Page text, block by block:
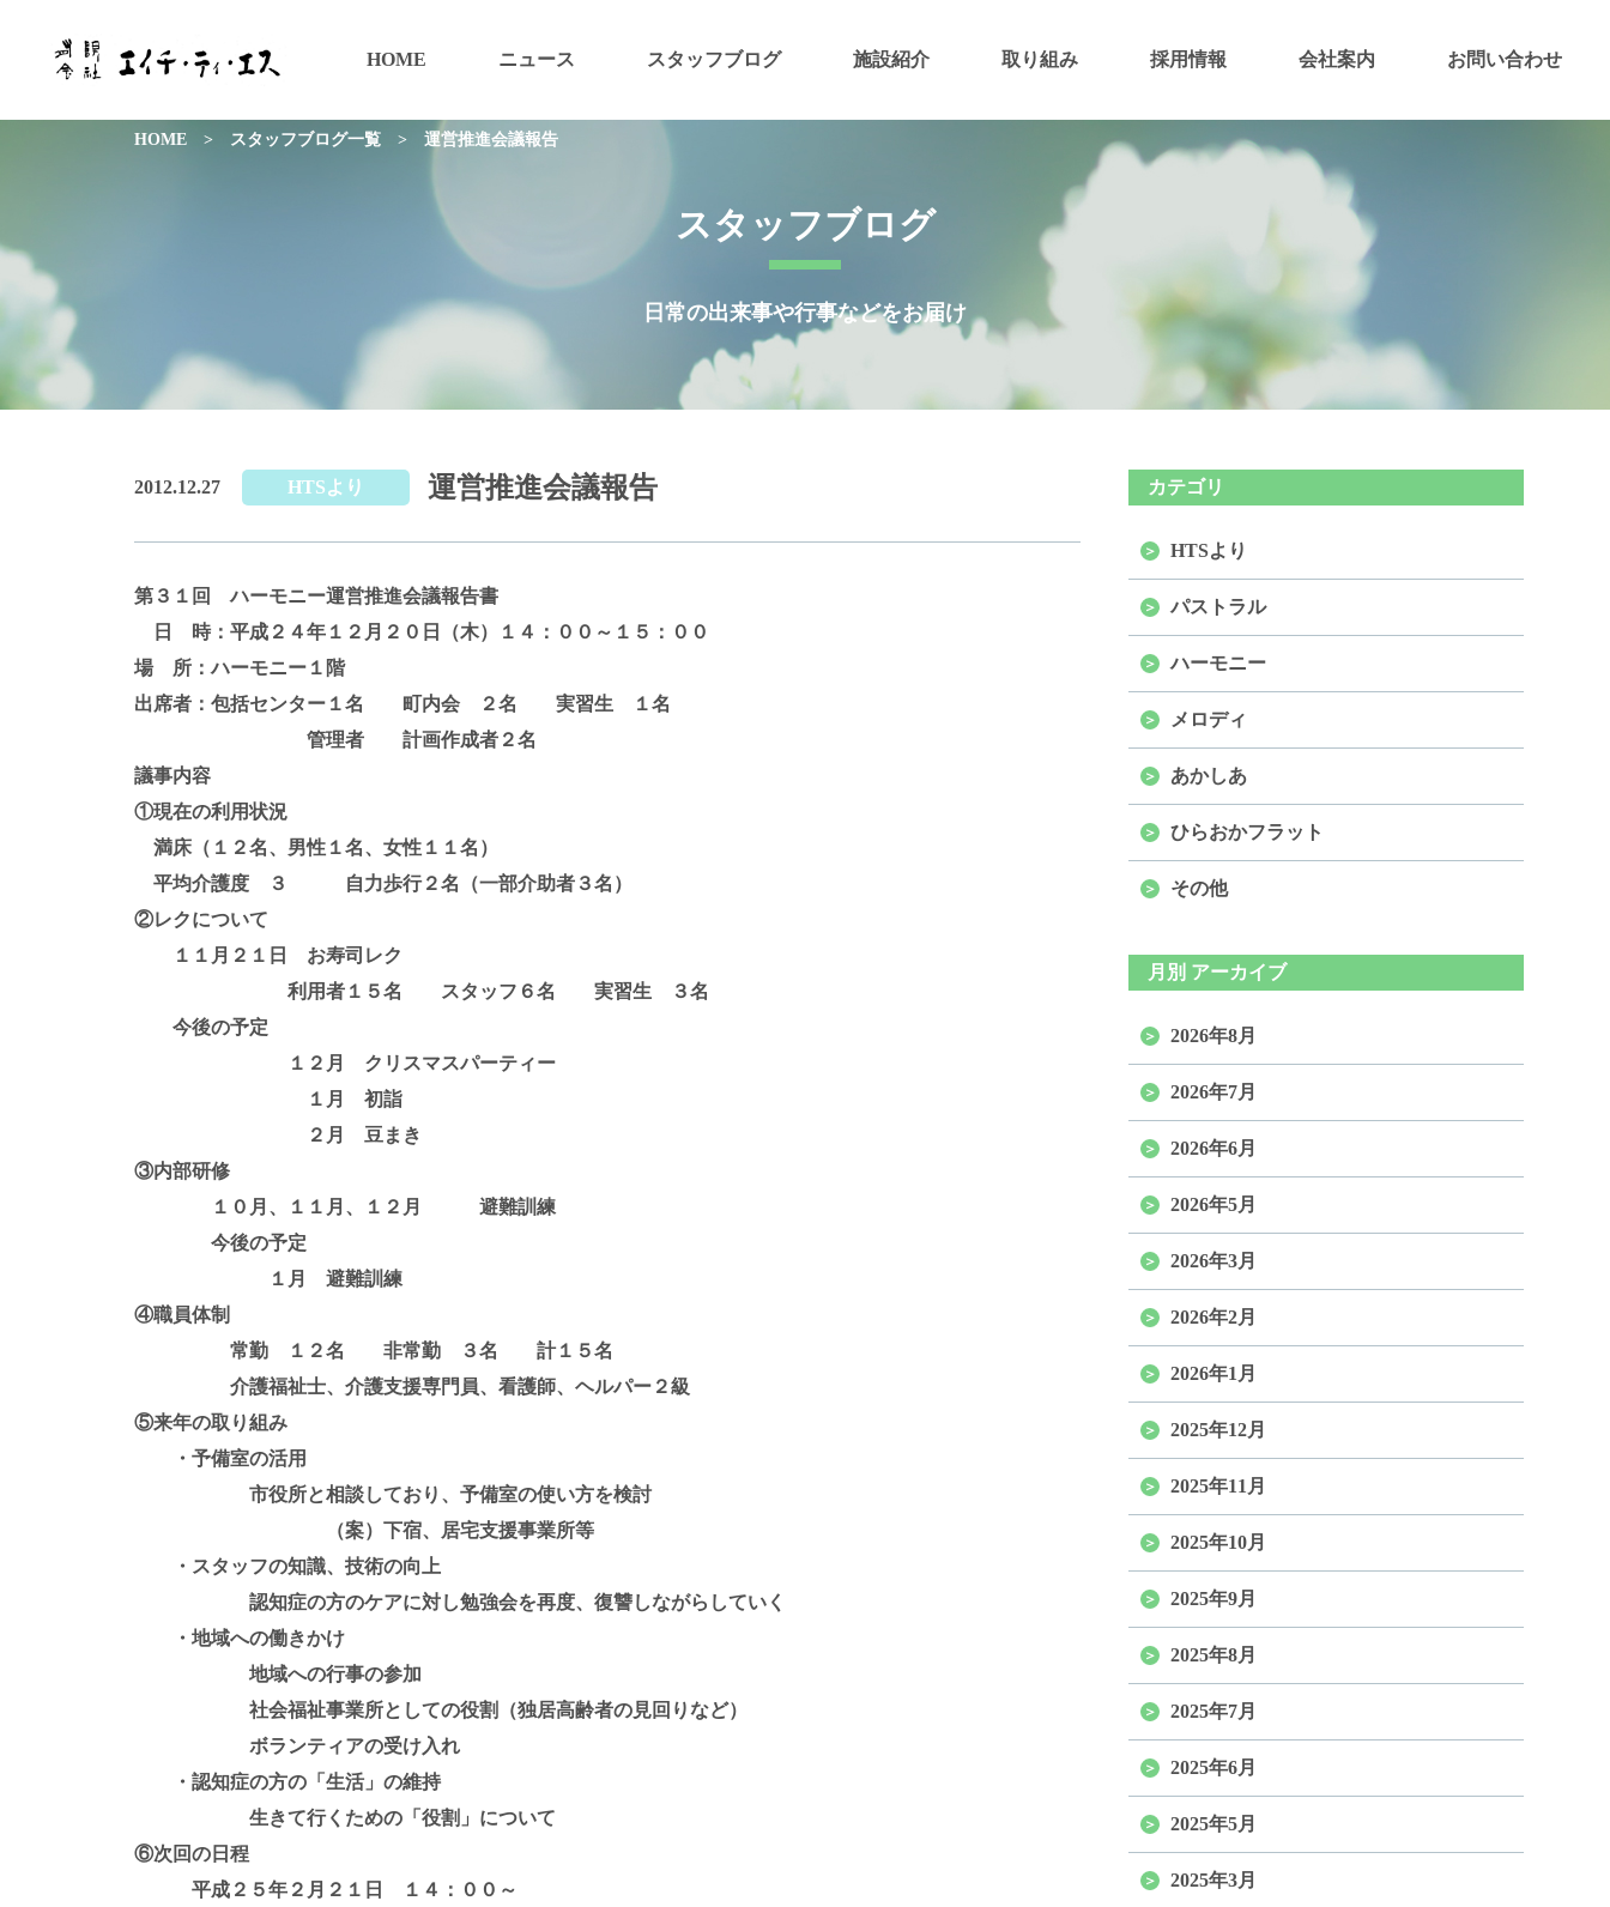
HOME ニュース スタッフブログ 施設紹介 取り組み 採用情報 会社案内 お問い合わせ
スタッフブログ
日常の出来事や行事などをお届け
HOME > スタッフブログ一覧 > 運営推進会議報告
2012.12.27 HTSより 運営推進会議報告
第３１回 ハーモニー運営推進会議報告書
日 時：平成２４年１２月２０日（木）１４：００～１５：００
場 所：ハーモニー１階
出席者：包括センター１名 町内会 ２名 実習生 １名
管理者 計画作成者２名
議事内容
①現在の利用状況
満床（１２名、男性１名、女性１１名）
平均介護度 ３ 自力歩行２名（一部介助者３名）
②レクについて
１１月２１日 お寿司レク
利用者１５名 スタッフ６名 実習生 ３名
今後の予定
１２月 クリスマスパーティー
１月 初詣
２月 豆まき
③内部研修
１０月、１１月、１２月 避難訓練
今後の予定
１月 避難訓練
④職員体制
常勤 １２名 非常勤 ３名 計１５名
介護福祉士、介護支援専門員、看護師、ヘルパー２級
⑤来年の取り組み
・予備室の活用
市役所と相談しており、予備室の使い方を検討
（案）下宿、居宅支援事業所等
・スタッフの知識、技術の向上
認知症の方のケアに対し勉強会を再度、復讐しながらしていく
・地域への働きかけ
地域への行事の参加
社会福祉事業所としての役割（独居高齢者の見回りなど）
ボランティアの受け入れ
・認知症の方の「生活」の維持
生きて行くための「役割」について
⑥次回の日程
平成２５年２月２１日 １４：００～
カテゴリ
HTSより
パストラル
ハーモニー
メロディ
あかしあ
ひらおかフラット
その他
月別 アーカイブ
2026年8月
2026年7月
2026年6月
2026年5月
2026年3月
2026年2月
2026年1月
2025年12月
2025年11月
2025年10月
2025年9月
2025年8月
2025年7月
2025年6月
2025年5月
2025年3月